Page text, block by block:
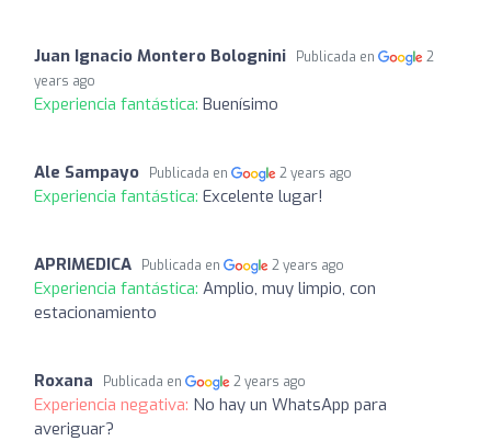
Juan Ignacio Montero Bolognini Publicada en
2
years ago
Experiencia fantástica: Buenísimo
Ale Sampayo Publicada en 2 years ago
Experiencia fantástica: Excelente lugar!
APRIMEDICA Publicada en 2 years ago
Experiencia fantástica: Amplio, muy limpio, con
estacionamiento
Roxana Publicada en 2 years ago
Experiencia negativa: No hay un WhatsApp para
averiguar?